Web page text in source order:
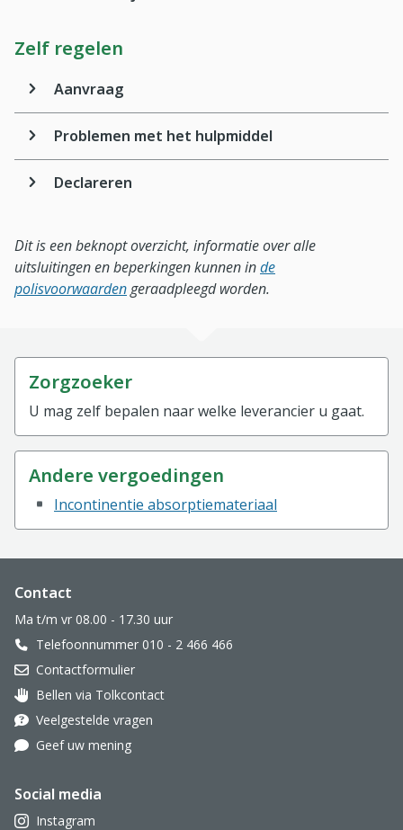
Zelf regelen
Aanvraag
Problemen met het hulpmiddel
Declareren
Dit is een beknopt overzicht, informatie over alle
uitsluitingen en beperkingen kunnen inde
polisvoorwaardengeraadpleegd worden.
Zorgzoeker
U mag zelf bepalen naar welke leverancier u gaat.
Andere vergoedingen
Incontinentie absorptiemateriaal
Website footer
Contact
Ma t/m vr 08.00 - 17.30 uur
Telefoonnummer 010 - 2 466 466
Contactformulier
Oor met hoortoestel
Bellen via Tolkcontact
Veelgestelde vragen
Geef uw mening
Social media
Instagram